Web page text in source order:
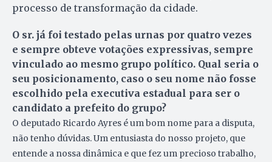
processo de transformação da cidade.
O sr. já foi testado pelas urnas por quatro vezes
e sempre obteve votações expressivas, sempre
vinculado ao mesmo grupo político. Qual seria o
seu posicionamento, caso o seu nome não fosse
escolhido pela executiva estadual para ser o
candidato a prefeito do grupo?
O deputado Ricardo Ayres é um bom nome para a disputa,
não tenho dúvidas. Um entusiasta do nosso projeto, que
entende a nossa dinâmica e que fez um precioso trabalho,